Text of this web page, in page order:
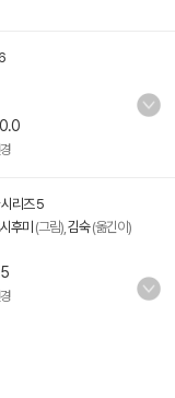
리즈 5
후미 (그림), 김숙(옮긴이)